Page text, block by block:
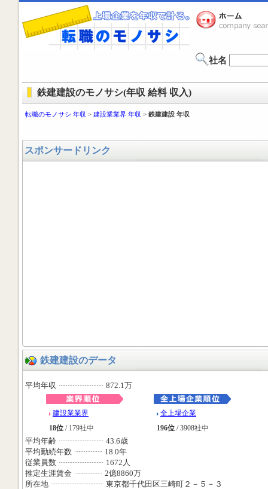
社名
鉄建建設のモノサシ(年収 給料 収入)
転職のモノサシ 年収 > 建設業業界 年収 > 鉄建建設 年収
スポンサードリンク
鉄建建設のデータ
平均年収 872.1万
建設業業界
18位 / 179社中
全上場企業
196位 / 3908社中
平均年齢
43.6歳
平均勤続年数
18.0年
従業員数
1672人
推定生涯賃金
2億8860万
所在地
東京都千代田区三崎町２－５－３